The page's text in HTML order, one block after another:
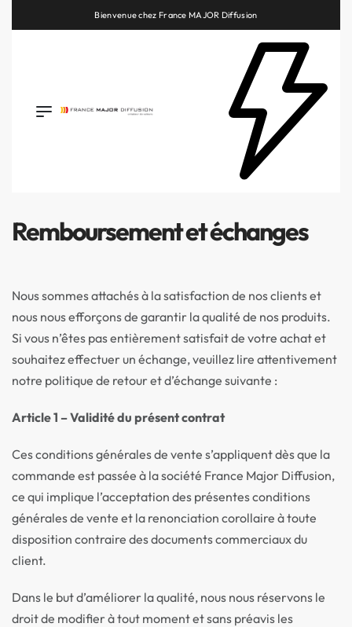
Retrouvez les plus belles marques de la HiFi, de l’intégration et du Home Cinéma
Remboursement et échanges
Nous sommes attachés à la satisfaction de nos clients et
nous nous efforçons de garantir la qualité de nos produits.
Si vous n’êtes pas entièrement satisfait de votre achat et
souhaitez effectuer un échange, veuillez lire attentivement
notre politique de retour et d’échange suivante :
Article 1 – Validité du présent contrat
Ces conditions générales de vente s’appliquent dès que la
commande est passée à la société France Major Diffusion,
ce qui implique l’acceptation des présentes conditions
générales de vente et la renonciation corollaire à toute
disposition contraire des documents commerciaux du
client.
Dans le but d’améliorer la qualité, nous nous réservons le
droit de modifier à tout moment et sans préavis les